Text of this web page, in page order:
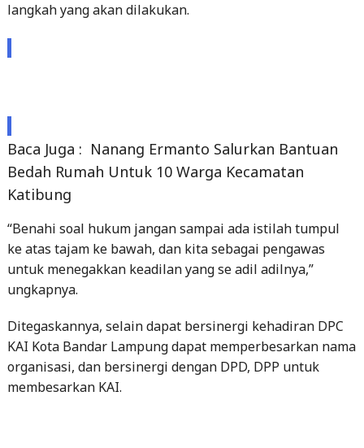
langkah yang akan dilakukan.
Baca Juga : Nanang Ermanto Salurkan Bantuan
Bedah Rumah Untuk 10 Warga Kecamatan
Katibung
“Benahi soal hukum jangan sampai ada istilah tumpul
ke atas tajam ke bawah, dan kita sebagai pengawas
untuk menegakkan keadilan yang se adil adilnya,”
ungkapnya.
Ditegaskannya, selain dapat bersinergi kehadiran DPC
KAI Kota Bandar Lampung dapat memperbesarkan nama
organisasi, dan bersinergi dengan DPD, DPP untuk
membesarkan KAI.